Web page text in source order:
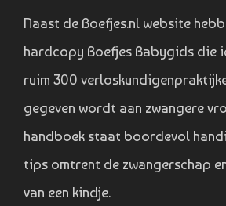
Naast de Boefjes.nl website
hardcopy Boefjes Babygids die
ruim 300
gegeven wordt aan zwangere
handboek staat boordevol
tips omtrent de zwangerschap
van een kindje.